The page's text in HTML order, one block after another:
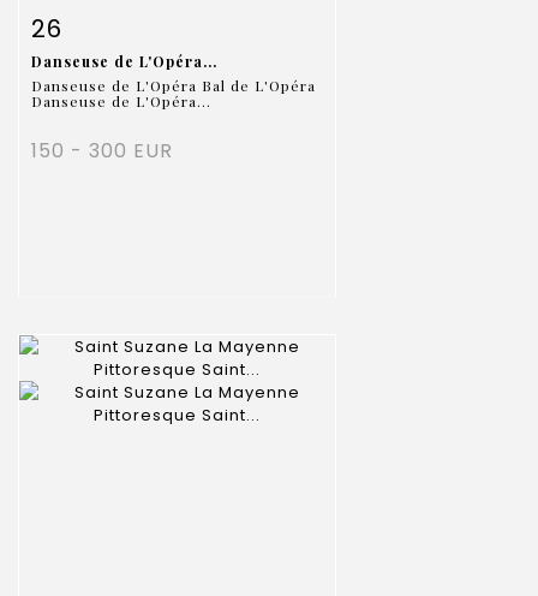
Item detail
26
Danseuse de L'Opéra...
Danseuse de L'Opéra Bal de L'Opéra
Danseuse de L'Opéra...
150 - 300 EUR